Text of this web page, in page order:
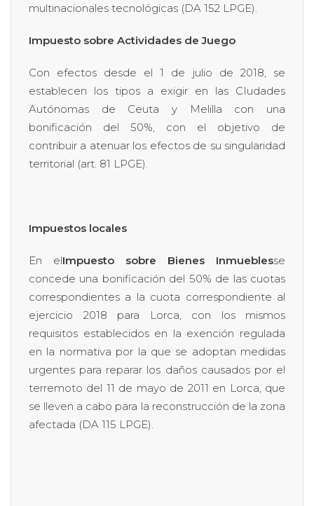
multinacionales tecnológicas (DA 152 LPGE).
Impuesto sobre Actividades de Juego
Con efectos desde el 1 de julio de 2018, se
establecen los tipos a exigir en las CIudades
Autónomas de Ceuta y Melilla con una
bonificación del 50%, con el objetivo de
contribuir a atenuar los efectos de su singularidad
territorial (art. 81 LPGE).
Impuestos locales
En elImpuesto sobre Bienes Inmueblesse
concede una bonificación del 50% de las cuotas
correspondientes a la cuota correspondiente al
ejercicio 2018 para Lorca, con los mismos
requisitos establecidos en la exención regulada
en la normativa por la que se adoptan medidas
urgentes para reparar los daños causados por el
terremoto del 11 de mayo de 2011 en Lorca, que
se lleven a cabo para la reconstrucción de la zona
afectada (DA 115 LPGE).